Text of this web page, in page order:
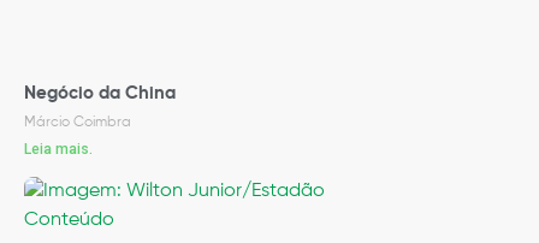
Negócio da China
Márcio Coimbra
Leia mais.